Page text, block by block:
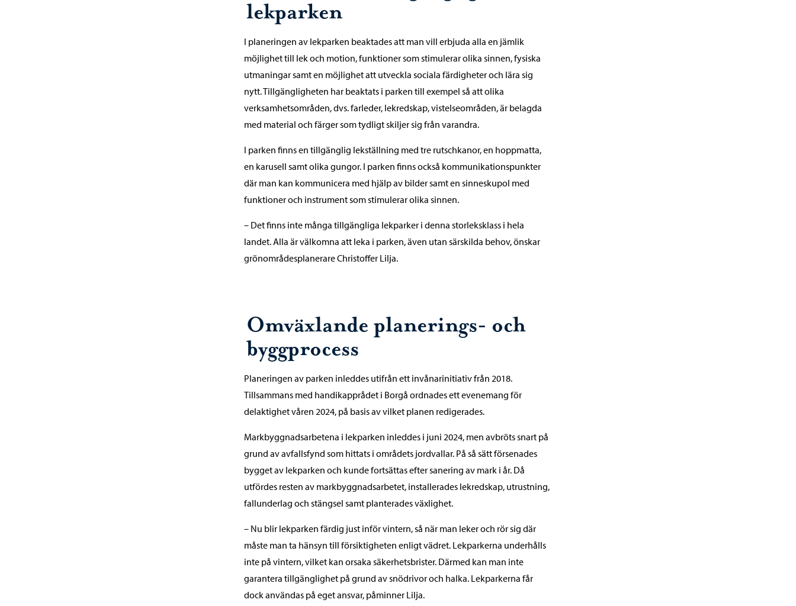
lekparken
I planeringen av lekparken beaktades att man vill erbjuda alla en jämlik
möjlighet till lek och motion, funktioner som stimulerar olika sinnen, fysiska
utmaningar samt en möjlighet att utveckla sociala färdigheter och lära sig
nytt. Tillgängligheten har beaktats i parken till exempel så att olika
verksamhetsområden, dvs. farleder, lekredskap, vistelseområden, är belagda
med material och färger som tydligt skiljer sig från varandra.
I parken finns en tillgänglig lekställning med tre rutschkanor, en hoppmatta,
en karusell samt olika gungor. I parken finns också kommunikationspunkter
där man kan kommunicera med hjälp av bilder samt en sinneskupol med
funktioner och instrument som stimulerar olika sinnen.
– Det finns inte många tillgängliga lekparker i denna storleksklass i hela
landet. Alla är välkomna att leka i parken, även utan särskilda behov, önskar
grönområdesplanerare Christoffer Lilja.
Omväxlande planerings- och
byggprocess
Planeringen av parken inleddes utifrån ett invånarinitiativ från 2018.
Tillsammans med handikapprådet i Borgå ordnades ett evenemang för
delaktighet våren 2024, på basis av vilket planen redigerades.
Markbyggnadsarbetena i lekparken inleddes i juni 2024, men avbröts snart på
grund av avfallsfynd som hittats i områdets jordvallar. På så sätt försenades
bygget av lekparken och kunde fortsättas efter sanering av mark i år. Då
utfördes resten av markbyggnadsarbetet, installerades lekredskap, utrustning,
fallunderlag och stängsel samt planterades växlighet.
– Nu blir lekparken färdig just inför vintern, så när man leker och rör sig där
måste man ta hänsyn till försiktigheten enligt vädret. Lekparkerna underhålls
inte på vintern, vilket kan orsaka säkerhetsbrister. Därmed kan man inte
garantera tillgänglighet på grund av snödrivor och halka. Lekparkerna får
dock användas på eget ansvar, påminner Lilja.